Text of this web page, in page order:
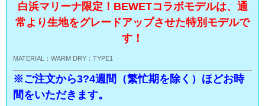
白浜マリーナ限定！BEWETコラボモデルは、通
常より生地をグレードアップさせた特別モデルで
す！
MATERIAL：WARM DRY：TYPE1
※ご注文から3?4週間（繁忙期を除く）ほどお時
間をいただきます。